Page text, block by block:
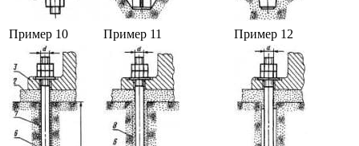
Пример 10 Пример 11 Пример 12